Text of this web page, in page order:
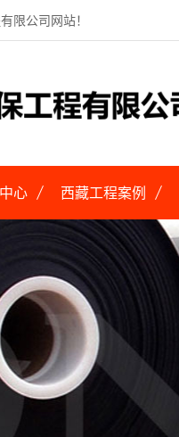
限公司网站！
心 西藏工程案例